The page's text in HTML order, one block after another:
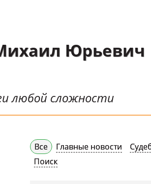
Юрьевич
любой сложности
Все Главные новости
Поиск